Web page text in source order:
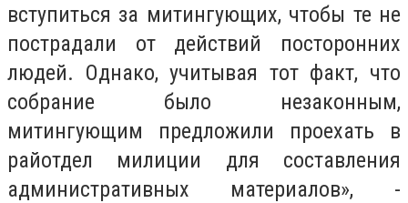
вступиться за митингующих, чтобы те не
пострадали от действий посторонних
людей. Однако, учитывая тот факт, что
собрание было незаконным,
митингующим предложили проехать в
райотдел милиции для составления
административных материалов», -